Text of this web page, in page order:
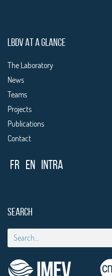
LBDV AT A GLANCE
The Laboratory
News
Teams
Projects
Publications
Contact
FR EN Intra
SEARCH